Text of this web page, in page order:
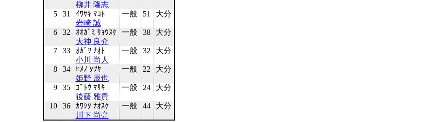
柳井 隆志
5 31
ｲﾜｻｷ ﾏｺﾄ
岩崎 誠
一般 51 大分
6 32
ｵｵｶﾞﾐ ﾘｮｳｽｹ
大神 良介
一般 38 大分
7 33
ｵｶﾞﾜ ﾅｵﾄ
小川 尚人
一般 32 大分
8 34
ﾋﾒﾉ ﾀﾂﾔ
姫野 辰也
一般 22 大分
9 35
ｺﾞﾄｳ ﾏｻｷ
後藤 雅貴
一般 24 大分
10 36
ｶﾜｼﾀ ﾅｵｽｹ
川下 尚亮
一般 44 大分